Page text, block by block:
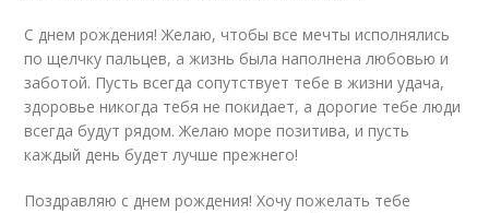
С днем рождения! Желаю, чтобы все мечты исполнялись
по щелчку пальцев, а жизнь была наполнена любовью и
заботой. Пусть всегда сопутствует тебе в жизни удача,
здоровье никогда тебя не покидает, а дорогие тебе люди
всегда будут рядом. Желаю море позитива, и пусть
каждый день будет лучше прежнего!
Поздравляю с днем рождения! Хочу пожелать тебе